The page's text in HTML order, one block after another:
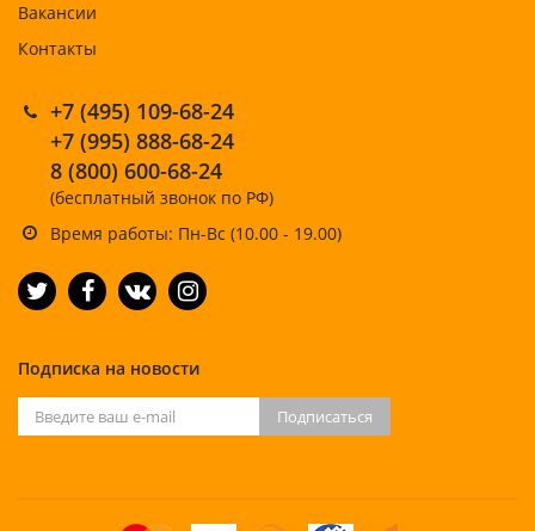
Вакансии
Контакты
+7 (495) 109-68-24
+7 (995) 888-68-24
8 (800) 600-68-24
(бесплатный звонок по РФ)
Время работы: Пн-Вс (10.00 - 19.00)
Подписка на новости
Подписаться